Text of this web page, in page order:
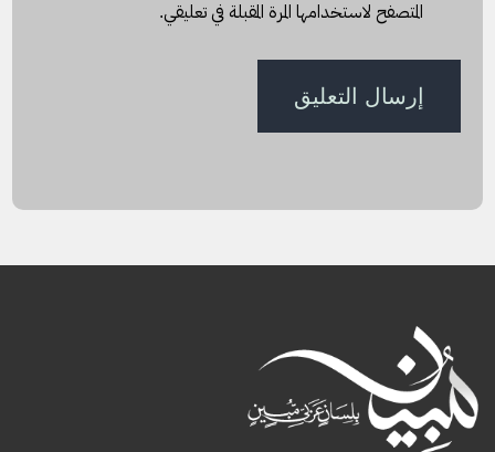
المتصفح لاستخدامها المرة المقبلة في تعليقي.